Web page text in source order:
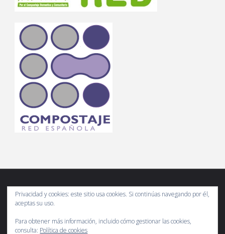
Compostando Ciencia es un espacio web de divulgación científica
fuentes.
Privacidad y cookies: este sitio usa cookies. Si continúas navegando por él,
aceptas su uso.
Para obtener más información, incluido cómo gestionar las cookies,
consulta: Política de cookies